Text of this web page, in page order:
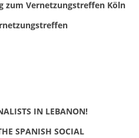
zum Vernetzungstreffen Köln
IN LEBANON!
SPANISH SOCIAL